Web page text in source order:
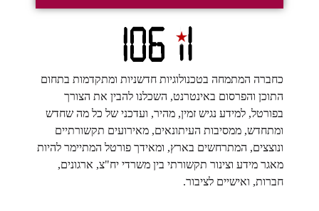
כחברה המתמחה בטכנולוגיות חדשניות ומתקדמות בתחום
התוכן והפרסום באינטרנט, השכלנו להבין את הצורך
בפורטל, למידע נגיש זמין, מהיר, ועדכני של כל מה שחדש
ומתחדש, ממסיבות העיתונאים, מאירועים תקשורתיים
ונוצצים, המתרחשים בארץ, ומאידך פורטל המתיימר להיות
מאגר מידע וצינור תקשורתי בין משרדי יח"צ, ארגונים,
חברות, ואישיים לציבור.